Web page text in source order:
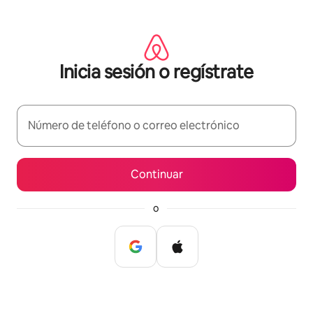
Inicia sesión o regístrate
Número de teléfono o correo electrónico
Continuar
o